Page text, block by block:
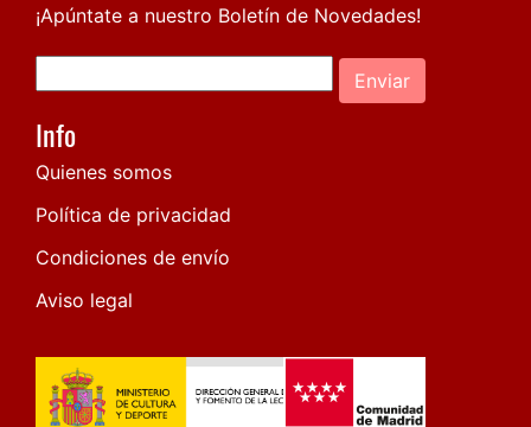
¡Apúntate a nuestro Boletín de Novedades!
Enviar
Info
Quienes somos
Política de privacidad
Condiciones de envío
Aviso legal